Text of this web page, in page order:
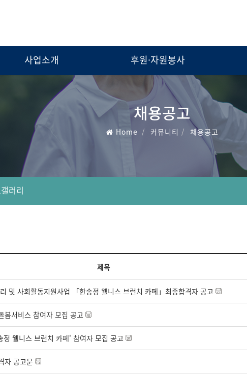
사업소개 후원·자원봉사
채용공고
Home 커뮤니티 채용공고
러리
제목
및 사회활동지원사업 「한송정 웰니스 브런치 카페」최종합격자 공고
서비스 참여자 모집 공고
웰니스 브런치 카페' 참여자 모집 공고
자 공고문